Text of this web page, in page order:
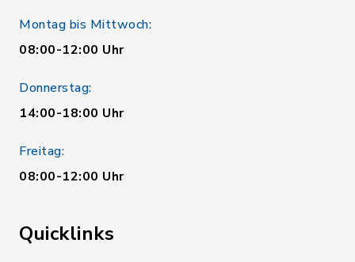
Montag bis Mittwoch:
08:00-12:00 Uhr
Donnerstag:
14:00-18:00 Uhr
Freitag:
08:00-12:00 Uhr
Quicklinks